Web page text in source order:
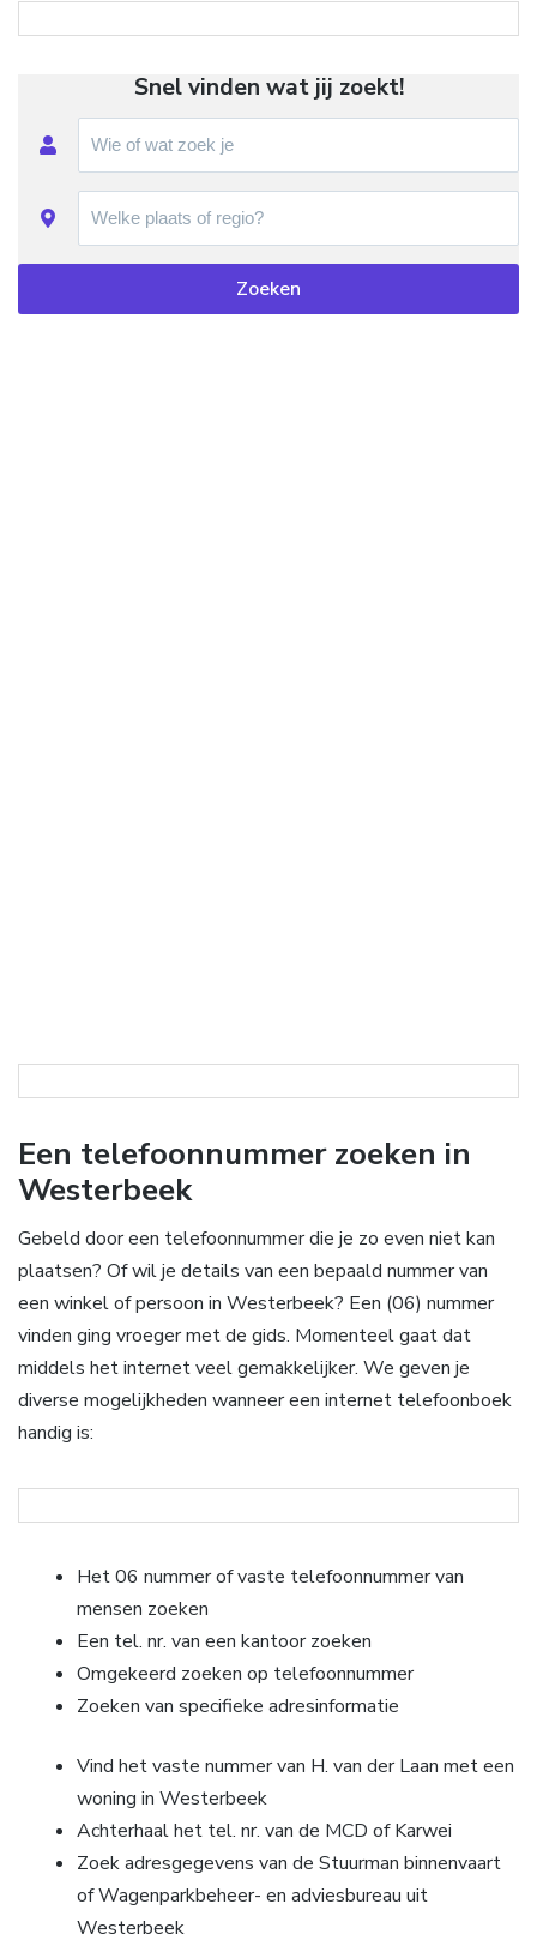
Snel vinden wat jij zoekt!
Een telefoonnummer zoeken in
Westerbeek
Gebeld door een telefoonnummer die je zo even niet kan
plaatsen? Of wil je details van een bepaald nummer van
een winkel of persoon in Westerbeek? Een (06) nummer
vinden ging vroeger met de gids. Momenteel gaat dat
middels het internet veel gemakkelijker. We geven je
diverse mogelijkheden wanneer een internet telefoonboek
handig is:
Het 06 nummer of vaste telefoonnummer van
mensen zoeken
Een tel. nr. van een kantoor zoeken
Omgekeerd zoeken op telefoonnummer
Zoeken van specifieke adresinformatie
Vind het vaste nummer van H. van der Laan met een
woning in Westerbeek
Achterhaal het tel. nr. van de MCD of Karwei
Zoek adresgegevens van de Stuurman binnenvaart
of Wagenparkbeheer- en adviesbureau uit
Westerbeek